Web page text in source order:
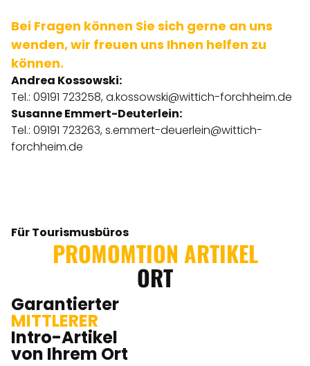
Bei Fragen können Sie sich gerne an uns
wenden, wir freuen uns Ihnen helfen zu
können.
Andrea Kossowski:
Tel.: 09191 723258,a.kossowski@wittich-forchheim.de
Susanne Emmert-Deuterlein:
Tel.: 09191 723263,s.emmert-deuerlein@wittich-
forchheim.de
Für Tourismusbüros
PROMOMTION ARTIKEL
ORT
Garantierter
MITTLERER
Intro-Artikel
von Ihrem Ort